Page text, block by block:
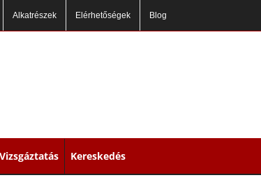
Alkatrészek Elérhetőségek Blog
Vizsgáztatás Kereskedés